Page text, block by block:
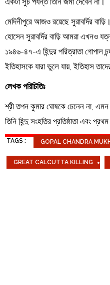
মেদিনীপুরে আজও রয়েছে সুরাবর্দির
হোসেন সুরাবর্দির বাড়ি আমরা এখনও
১৯৪৬-৪৭-এ হিন্দুর পরিত্রাতা গোপাল
ইতিহাসকে যারা ভুলে যায়, ইতিহাস
লেখক পরিচিতিঃ
শ্রী তপন কুমার ঘোষকে চেনেন না, এমন
তিনি হিন্দু সংহতির প্রতিষ্ঠাতা এবং
TAGS : GOPAL CHANDRA
GREAT CALCUTTA KILLING